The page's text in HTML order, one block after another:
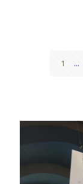
1 ...